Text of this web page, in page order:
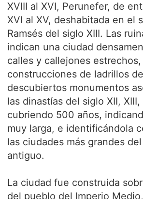
XVIII al XVI, Perunefer, de
XVI al XV, deshabitada en el
Ramsés del siglo XIII. Las
indican una ciudad
calles y callejones
construcciones de ladrillos
descubiertos monumentos
las dinastías del siglo XII, XIII,
cubriendo 500 años,
muy larga, e identificándola
las ciudades más grandes
antiguo.
La ciudad fue construida
del pueblo del Imperio